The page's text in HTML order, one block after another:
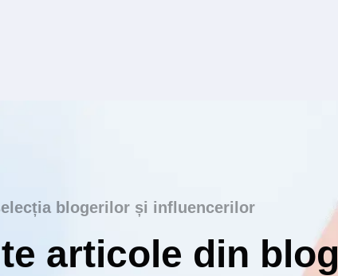
blogerilor și influencerilor
articole din blog